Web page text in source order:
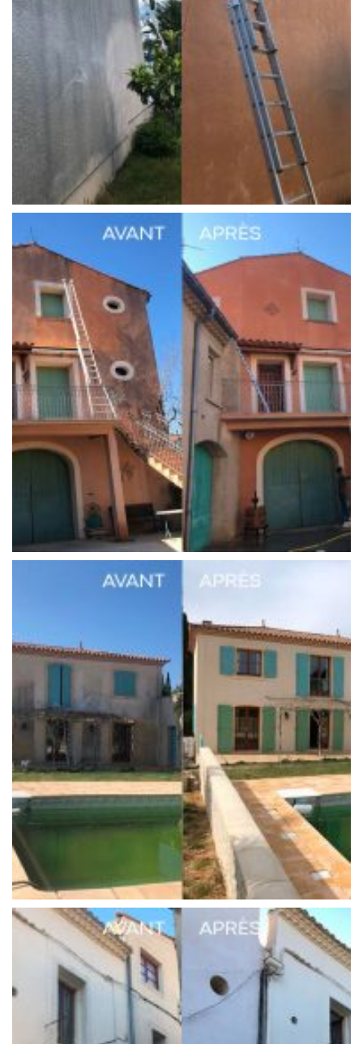
Réalisation 2
Façades
Réalisation 4
Façades
Réalisation 5
Façades